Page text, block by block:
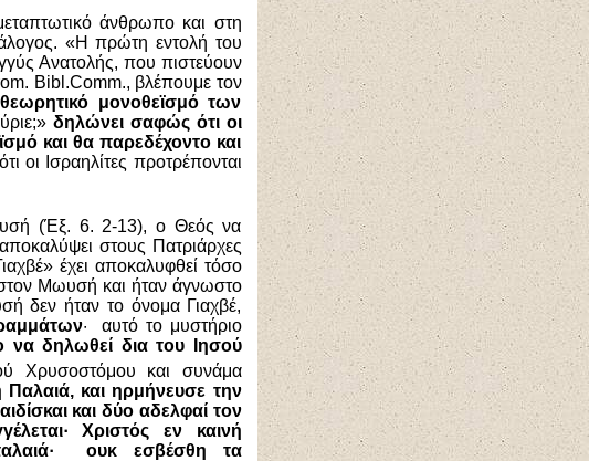
άνθρωπο και στη
«Η πρώτη εντολή του
Ανατολής, που πιστεύουν
. Bibl .Comm., βλέπουμε τον
μονοθεϊσμό των
δηλώνει σαφώς ότι οι
και θα παρεδέχοντο και
οι Ισραηλίτες προτρέπονται
(Έξ. 6. 2-13), ο Θεός να
στους Πατριάρχες
έχει αποκαλυφθεί τόσο
Μωυσή και ήταν άγνωστο
δεν ήταν το όνομα Γιαχβέ,
·
αυτό το μυστήριο
να δηλωθεί δια του Ιησού
Χρυσοστόμου και συνάμα
και ηρμήνευσε την
και δύο αδελφαί τον
Χριστός εν καινή
ουκ εσβέσθη τα